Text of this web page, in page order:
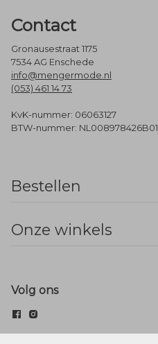
Contact
Gronausestraat 1175
7534 AG Enschede
info@mengermode.nl
(053) 461 14 73
KvK-nummer: 06063127
BTW-nummer: NL008978426B01
Bestellen
Onze winkels
Volg ons